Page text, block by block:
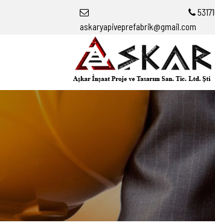
askaryapiveprefabrik@gmail.com